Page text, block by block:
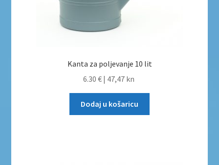
Kanta za poljevanje 10 lit
6.30 € | 47,47 kn
Dodaj u košaricu